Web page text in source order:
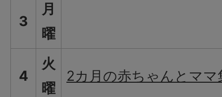
3
月
曜
4
火
曜
2カ月の赤ちゃんとママ